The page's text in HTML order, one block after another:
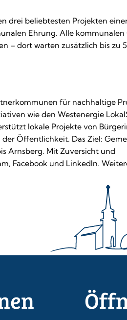
drei beliebtesten Projekten
Ehrung. Alle kommunalen
– dort warten zusätzlich bis zu
für nachhaltige
wie den Westenergie
lokale Projekte von
Öffentlichkeit. Das Ziel:
Arnsberg. Mit Zuversicht und
Facebook und LinkedIn.